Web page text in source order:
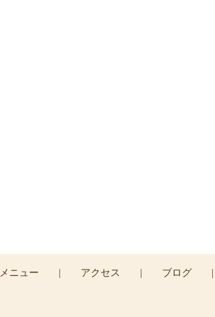
CONTACT >
メニュー アクセス ブログ